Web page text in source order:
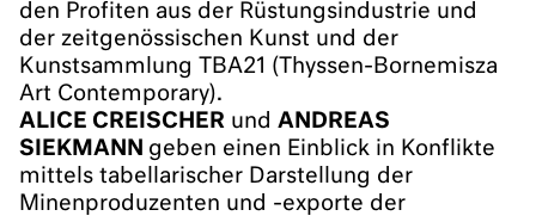
den Profiten aus der Rüstungsindustrie und
der zeitgenössischen Kunst und der
Kunstsammlung TBA21 (Thyssen-Bornemisza
Art Contemporary).
ALICE CREISCHERund ANDREAS
SIEKMANN geben einen Einblick in Konflikte
mittels tabellarischer Darstellung der
Minenproduzenten und -exporte der